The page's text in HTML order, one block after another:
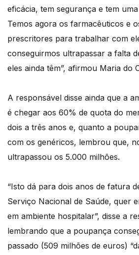
eficácia, tem segurança e tem
Temos agora os farmacêuticos e
prescritores para trabalhar com
conseguirmos ultrapassar a falta
eles ainda têm”, afirmou Maria do
A responsável disse ainda que a
é chegar aos 60% de quota do
dois a três anos e, quanto a
com os genéricos, lembrou que,
ultrapassou os 5.000 milhões.
“Isto dá para dois anos de fatura
Serviço Nacional de Saúde, quer
em ambiente hospitalar”, disse a
lembrando que a poupança
passado (509 milhões de euros)